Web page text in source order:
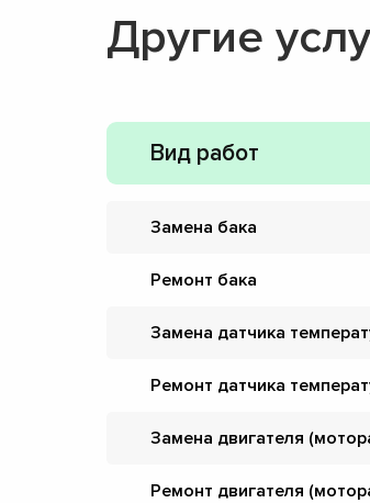
Другие
Вид работ
Замена бака
Ремонт бака
Замена датчика
Ремонт датчика
Замена двигателя
Ремонт двигателя